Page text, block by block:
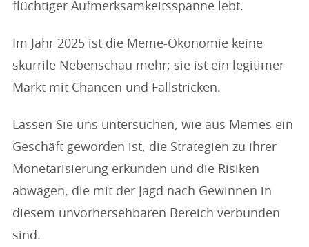
flüchtiger Aufmerksamkeitsspanne lebt.
Im Jahr 2025 ist die Meme-Ökonomie keine
skurrile Nebenschau mehr; sie ist ein legitimer
Markt mit Chancen und Fallstricken.
Lassen Sie uns untersuchen, wie aus Memes ein
Geschäft geworden ist, die Strategien zu ihrer
Monetarisierung erkunden und die Risiken
abwägen, die mit der Jagd nach Gewinnen in
diesem unvorhersehbaren Bereich verbunden
sind.